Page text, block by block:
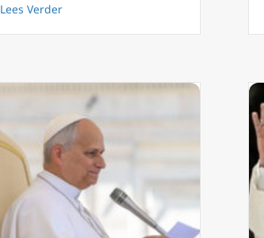
Lees Verderabout Vaticaan wijst verzoek van